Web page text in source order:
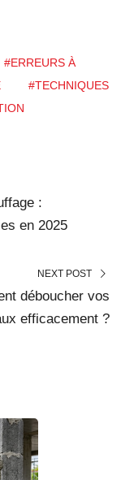
#ERREURS À
#TECHNIQUES
:
en 2025
NEXT POST
déboucher vos
efficacement ?